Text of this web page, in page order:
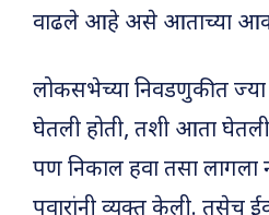
वाढले आहे असे आताच्या
लोकसभेच्या निवडणुकीत ज्या
घेतली होती, तशी आता घेतली
पण निकाल हवा तसा
पवारांनी व्यक्त केली. तसेच